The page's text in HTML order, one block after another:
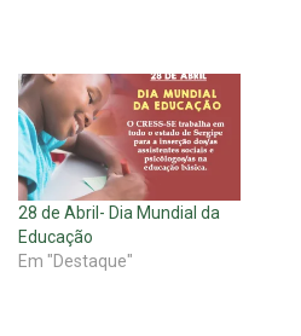
28 de Abril- Dia Mundial da
Educação
Em "Destaque"